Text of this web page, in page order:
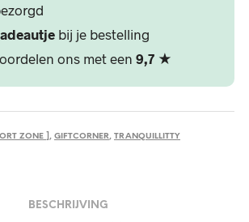
bij je bestelling
ons met een 9,7 ★
ZONE ] , GIFTCORNER, TRANQUILLITTY
BESCHRIJVING